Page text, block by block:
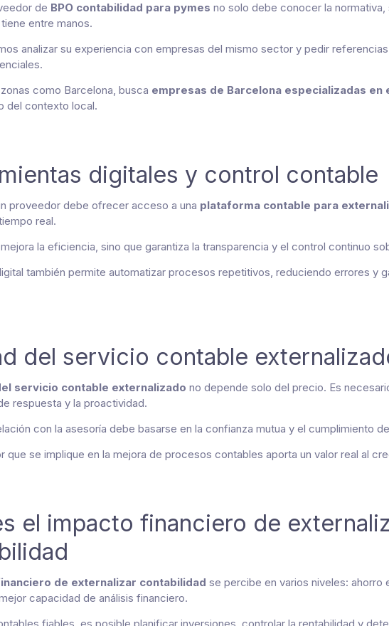
de BPO contabilidad para pymes no solo debe conocer la
entre manos.
analizar su experiencia con empresas del mismo sector y pedir
como Barcelona, busca empresas de Barcelona especializadas en
del contexto local.
digitales y control contable
proveedor debe ofrecer acceso a una plataforma contable para
real.
la eficiencia, sino que garantiza la transparencia y el control continuo
también permite automatizar procesos repetitivos, reduciendo errores y
del servicio contable
servicio contable externalizado no depende solo del precio. Es
respuesta y la proactividad.
con la asesoría debe basarse en la confianza mutua y el cumplimiento
que se implique en la mejora de procesos contables aporta un valor real al
el impacto financiero de
de externalizar contabilidad se percibe en varios niveles:
capacidad de análisis financiero.